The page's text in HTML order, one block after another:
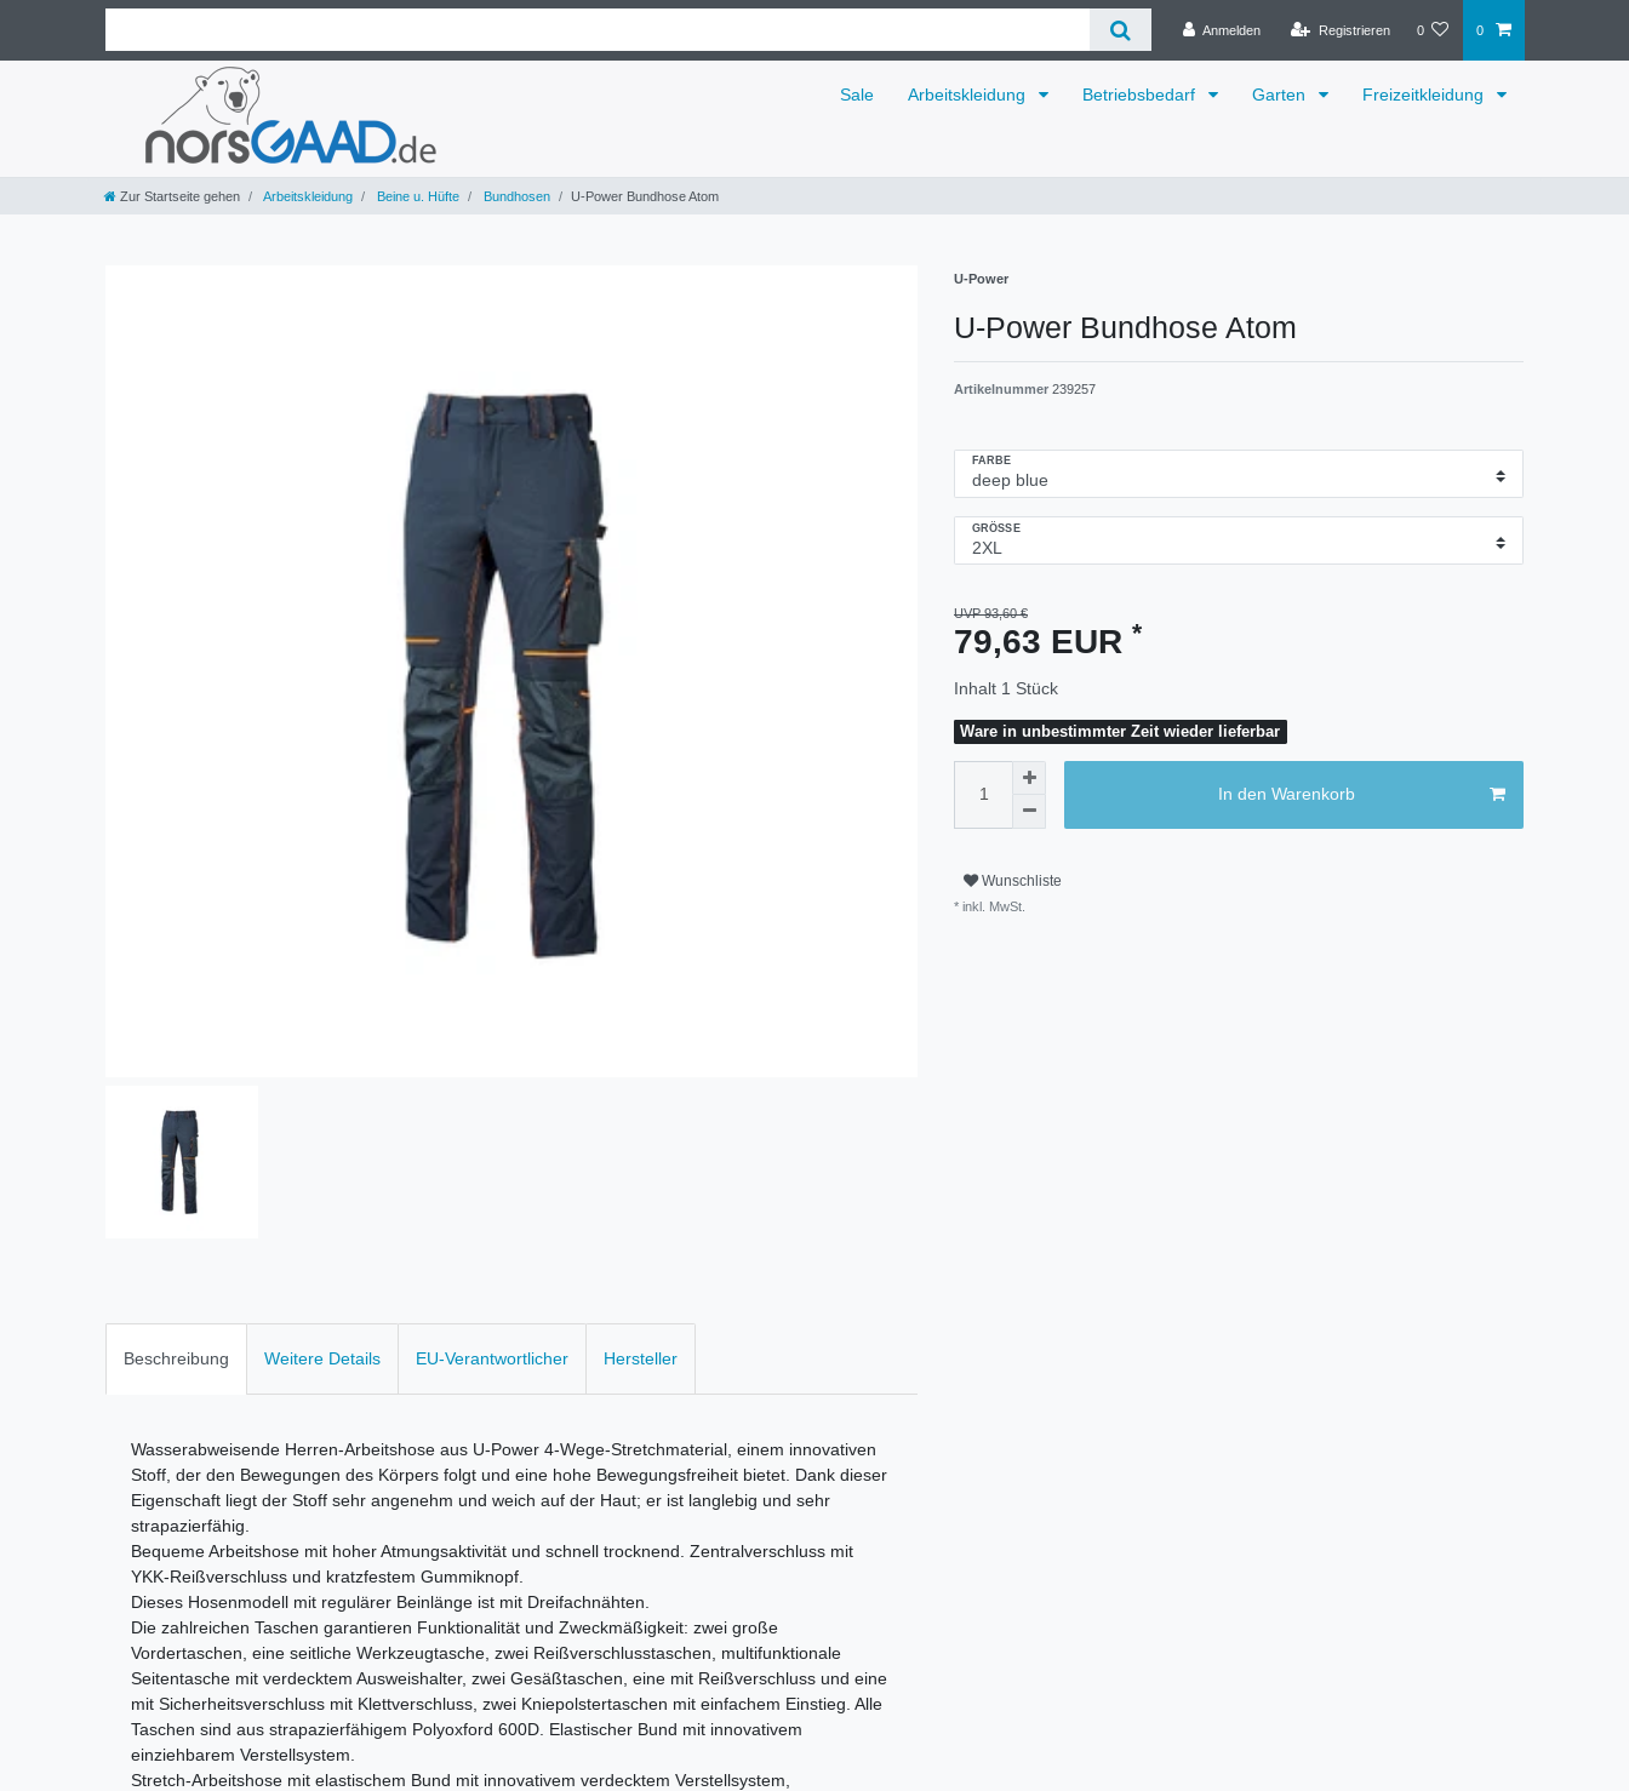
Anmelden Registrieren 0 0
Sale Arbeitskleidung Betriebsbedarf Garten Freizeitkleidung
Zur Startseite gehen Arbeitskleidung Beine u. Hüfte Bundhosen U-Power Bundhose Atom
U-Power
U-Power Bundhose Atom
Artikelnummer 239257
FARBE
GRÖSSE
UVP 93,60 €
79,63 EUR *
Inhalt 1 Stück
Ware in unbestimmter Zeit wieder lieferbar
In den Warenkorb
Wunschliste
* inkl. MwSt.
Beschreibung Weitere Details EU-Verantwortlicher Hersteller
Wasserabweisende Herren-Arbeitshose aus U-Power 4-Wege-Stretchmaterial, einem innovativen
Stoff, der den Bewegungen des Körpers folgt und eine hohe Bewegungsfreiheit bietet. Dank dieser
Eigenschaft liegt der Stoff sehr angenehm und weich auf der Haut; er ist langlebig und sehr
strapazierfähig.
Bequeme Arbeitshose mit hoher Atmungsaktivität und schnell trocknend. Zentralverschluss mit
YKK-Reißverschluss und kratzfestem Gummiknopf.
Dieses Hosenmodell mit regulärer Beinlänge ist mit Dreifachnähten.
Die zahlreichen Taschen garantieren Funktionalität und Zweckmäßigkeit: zwei große
Vordertaschen, eine seitliche Werkzeugtasche, zwei Reißverschlusstaschen, multifunktionale
Seitentasche mit verdecktem Ausweishalter, zwei Gesäßtaschen, eine mit Reißverschluss und eine
mit Sicherheitsverschluss mit Klettverschluss, zwei Kniepolstertaschen mit einfachem Einstieg. Alle
Taschen sind aus strapazierfähigem Polyoxford 600D. Elastischer Bund mit innovativem
einziehbarem Verstellsystem.
Stretch-Arbeitshose mit elastischem Bund mit innovativem verdecktem Verstellsystem,